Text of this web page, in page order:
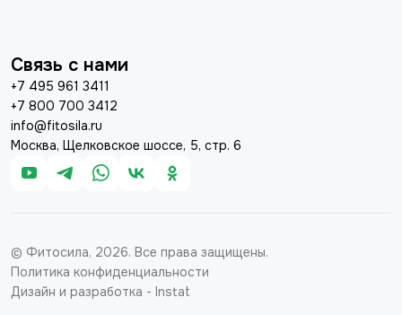
Связь с нами
+7 495 961 3411
+7 800 700 3412
info@fitosila.ru
Москва, Щелковское шоссе, 5, стр. 6
© Фитосила, 2026. Все права защищены.
Политика конфиденциальности
Дизайн и разработка - Instat